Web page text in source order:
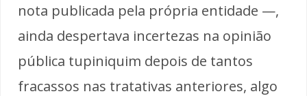
nota publicada pela própria entidade —,
ainda despertava incertezas na opinião
pública tupiniquim depois de tantos
fracassos nas tratativas anteriores, algo